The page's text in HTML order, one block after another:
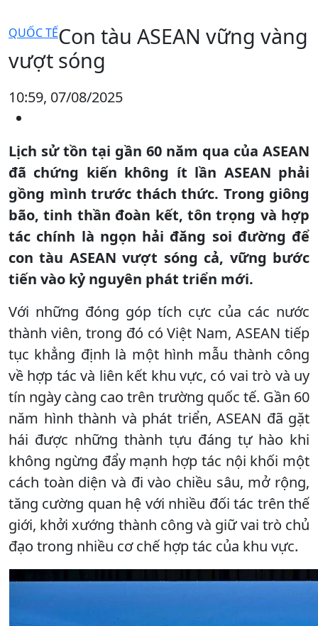
QUỐC TẾCon tàu ASEAN vững vàng
vượt sóng
10:59, 07/08/2025
Lịch sử tồn tại gần 60 năm qua của ASEAN
đã chứng kiến không ít lần ASEAN phải
gồng mình trước thách thức. Trong giông
bão, tinh thần đoàn kết, tôn trọng và hợp
tác chính là ngọn hải đăng soi đường để
con tàu ASEAN vượt sóng cả, vững bước
tiến vào kỷ nguyên phát triển mới.
Với những đóng góp tích cực của các nước
thành viên, trong đó có Việt Nam, ASEAN tiếp
tục khẳng định là một hình mẫu thành công
về hợp tác và liên kết khu vực, có vai trò và uy
tín ngày càng cao trên trường quốc tế. Gần 60
năm hình thành và phát triển, ASEAN đã gặt
hái được những thành tựu đáng tự hào khi
không ngừng đẩy mạnh hợp tác nội khối một
cách toàn diện và đi vào chiều sâu, mở rộng,
tăng cường quan hệ với nhiều đối tác trên thế
giới, khởi xướng thành công và giữ vai trò chủ
đạo trong nhiều cơ chế hợp tác của khu vực.